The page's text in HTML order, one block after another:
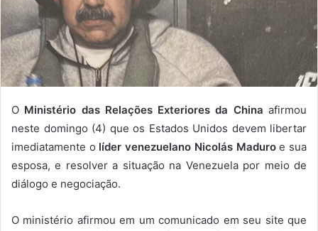
O Ministério das Relações Exteriores da China afirmou
neste domingo (4) que os Estados Unidos devem libertar
imediatamente o líder venezuelano Nicolás Maduroe sua
esposa, e resolver a situação na Venezuela por meio de
diálogo e negociação.
O ministério afirmou em um comunicado em seu site que